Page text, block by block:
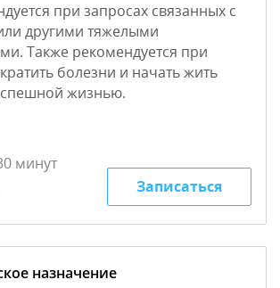
при запросах связанных с
другими тяжелыми
Также рекомендуется при
болезни и начать жить
жизнью.
минут
Записаться
назначение